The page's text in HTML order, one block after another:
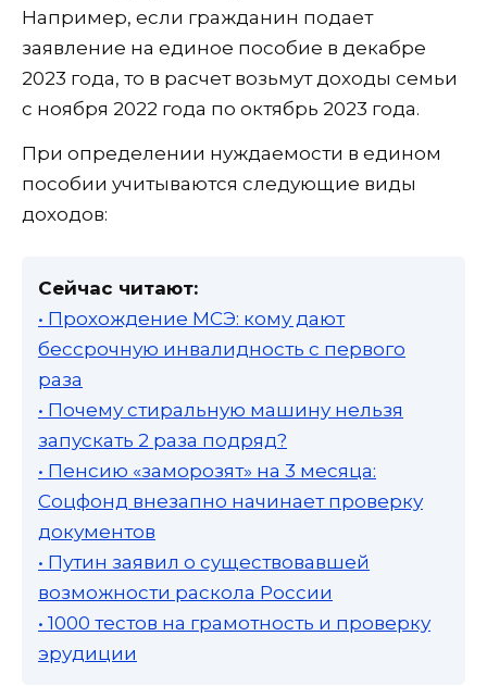
Например, если гражданин подает
заявление на единое пособие в декабре
2023 года, то в расчет возьмут доходы семьи
с ноября 2022 года по октябрь 2023 года.
При определении нуждаемости в едином
пособии учитываются следующие виды
доходов:
Сейчас читают:
• Прохождение МСЭ: кому дают
бессрочную инвалидность с первого
раза
• Почему стиральную машину нельзя
запускать 2 раза подряд?
• Пенсию «заморозят» на 3 месяца:
Соцфонд внезапно начинает проверку
документов
• Путин заявил о существовавшей
возможности раскола России
• 1000 тестов на грамотность и проверку
эрудиции